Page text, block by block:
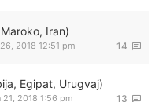
Iran)
14
2018 12:51 pm
Egipat, Urugvaj)
13
21, 2018 1:56 pm